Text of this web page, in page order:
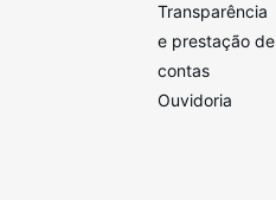
Transparência
e prestação de
contas
Ouvidoria